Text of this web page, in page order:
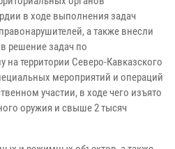
в ходе выполнения задач
а также внесли
решение задач по
на территории Северо-Кавказского
мероприятий и операций
участии, в ходе чего изъято
оружия и свыше 2 тысяч